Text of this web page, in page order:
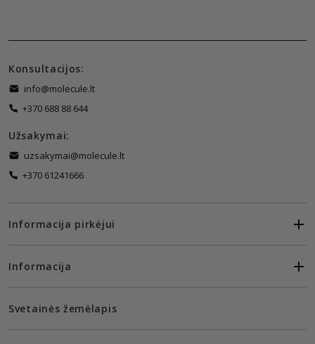
Konsultacijos:
info@molecule.lt
+370 688 88 644
Užsakymai:
uzsakymai@molecule.lt
+370 61241666
Informacija pirkėjui
Informacija
Svetainės žemėlapis